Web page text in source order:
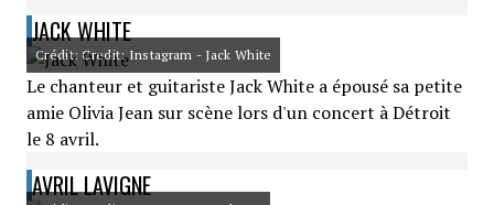
JACK WHITE
Crédit: Credit: Instagram - Jack White
Le chanteur et guitariste Jack White a épousé sa petite
amie Olivia Jean sur scène lors d'un concert à Détroit
le 8 avril.
AVRIL LAVIGNE